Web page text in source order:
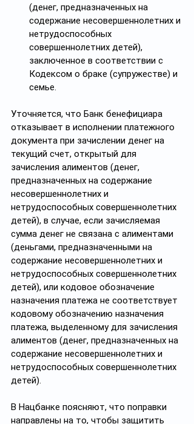
(денег, предназначенных на
содержание несовершеннолетних и
нетрудоспособных
совершеннолетних детей),
заключенное в соответствии с
Кодексом о браке (супружестве) и
семье.
Уточняется, что Банк бенефициара
отказывает в исполнении платежного
документа при зачислении денег на
текущий счет, открытый для
зачисления алиментов (денег,
предназначенных на содержание
несовершеннолетних и
нетрудоспособных совершеннолетних
детей), в случае, если зачисляемая
сумма денег не связана с алиментами
(деньгами, предназначенными на
содержание несовершеннолетних и
нетрудоспособных совершеннолетних
детей), или кодовое обозначение
назначения платежа не соответствует
кодовому обозначению назначения
платежа, выделенному для зачисления
алиментов (денег, предназначенных на
содержание несовершеннолетних и
нетрудоспособных совершеннолетних
детей).
В Нацбанке поясняют, что поправки
направлены на то, чтобы защитить